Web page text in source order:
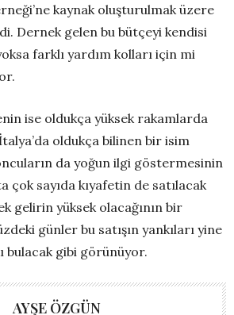
kaynak oluşturulmak üzere
Dernek gelen bu bütçeyi kendisi
farklı yardım kolları için mi
ise oldukça yüksek rakamlarda
oldukça bilinen bir isim
da yoğun ilgi göstermesinin
çok sayıda kıyafetin de satılacak
gelirin yüksek olacağının bir
günler bu satışın yankıları yine
bulacak gibi görünüyor.
AYŞE ÖZGÜN